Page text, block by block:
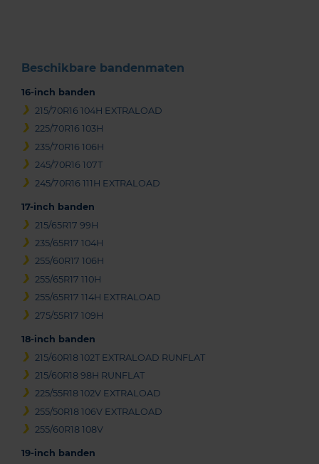
Beschikbare bandenmaten
16-inch banden
215/70R16 104H EXTRALOAD
225/70R16 103H
235/70R16 106H
245/70R16 107T
245/70R16 111H EXTRALOAD
17-inch banden
215/65R17 99H
235/65R17 104H
255/60R17 106H
255/65R17 110H
255/65R17 114H EXTRALOAD
275/55R17 109H
18-inch banden
215/60R18 102T EXTRALOAD RUNFLAT
215/60R18 98H RUNFLAT
225/55R18 102V EXTRALOAD
255/50R18 106V EXTRALOAD
255/60R18 108V
19-inch banden